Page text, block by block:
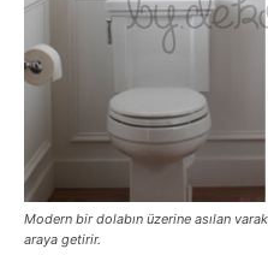
Modern bir dolabın üzerine asılan
araya getirir.